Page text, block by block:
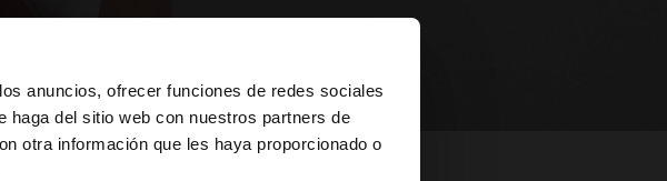
anuncios, ofrecer funciones de redes sociales
del sitio web con nuestros partners de
otra información que les haya proporcionado o
×
de United States?